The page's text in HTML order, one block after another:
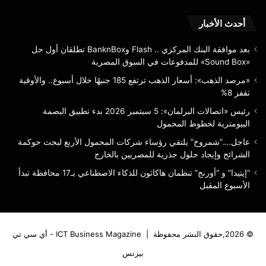
أحدث الأخبار
بعد موافقة البنك المركزي .. Flash وBanknBox تطلقان أول حل
«Sound Box» للمدفوعات في السوق المصرية
«مرصد الذهب»: أسعار الذهب ترتفع 185 جنيهًا خلال أسبوع.. والأوقية
تقفز 8%
رئيس «اتصالات البرلمان»: 5 سبتمبر 2026 بدء تطبيق البصمة
البيومترية لخطوط المحمول
عاجل….”شمروخ” يلتقي رؤساء شركات المحمول الأربع لبحث حوكمة
الشرائح وإيجاد حلول جذرية للمصريين بالخارج
“إيتيدا” و “أورنج” تنظمان هاكاثون للذكاء الاصطناعي بـ17 محافظة تبدأ
الأسبوع المقبل
© 2026,حقوق النشر محفوظة |
ICT Business Magazine - أي سي تي
بيزنس